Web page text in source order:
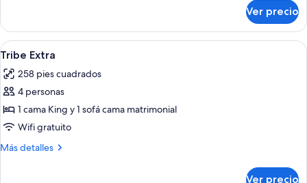
Essential
Ver precio
Abrir
todas
las
fotos
de
Tribe
Extra
Una habitación de hotel moderna
11
Tribe Extra
258 pies cuadrados
4 personas
1 cama King y 1 sofá cama matrimonial
Wifi gratuito
Más detalles
Más
Ver precio